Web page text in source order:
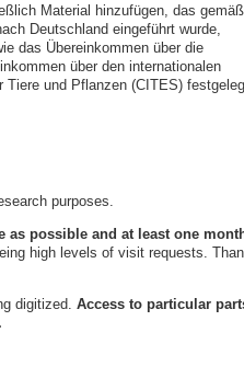
Material hinzufügen, das gemäß
Deutschland eingeführt wurde,
das Übereinkommen über die
über den internationalen
Tiere und Pflanzen (CITES)
purposes.
as possible and at least one
high levels of visit requests.
digitized. Access to particular